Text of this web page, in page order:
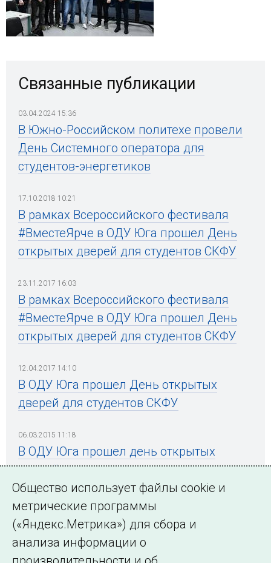
Связанные публикации
03.04.2024 15:36
В Южно-Российском политехе провели
День Системного оператора для
студентов-энергетиков
17.10.2018 10:21
В рамках Всероссийского фестиваля
#ВместеЯрче в ОДУ Юга прошел День
открытых дверей для студентов СКФУ
23.11.2017 16:03
В рамках Всероссийского фестиваля
#ВместеЯрче в ОДУ Юга прошел День
открытых дверей для студентов СКФУ
12.04.2017 14:10
В ОДУ Юга прошел День открытых
дверей для студентов СКФУ
06.03.2015 11:18
В ОДУ Юга прошел день открытых
дверей для студентов
← Все публикации
Общество использует файлы cookie и
метрические программы
(«Яндекс.Метрика») для сбора и
анализа информации о